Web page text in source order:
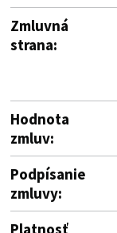
Zmluvná
strana:
Hodnota
zmluv:
Podpísanie
zmluvy:
Platnosť